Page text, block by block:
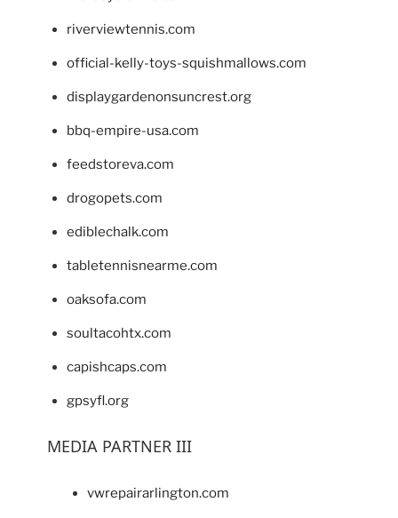
riverviewtennis.com
official-kelly-toys-squishmallows.com
displaygardenonsuncrest.org
bbq-empire-usa.com
feedstoreva.com
drogopets.com
ediblechalk.com
tabletennisnearme.com
oaksofa.com
soultacohtx.com
capishcaps.com
gpsyfl.org
MEDIA PARTNER III
vwrepairarlington.com